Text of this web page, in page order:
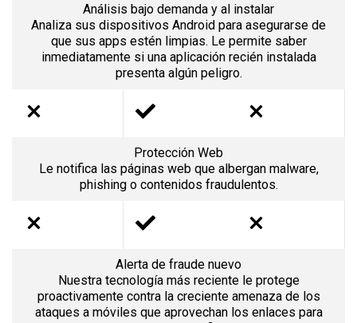
Análisis bajo demanda y al instalar
Analiza sus dispositivos Android para asegurarse de
que sus apps estén limpias. Le permite saber
inmediatamente si una aplicación recién instalada
presenta algún peligro.
Protección Web
Le notifica las páginas web que albergan malware,
phishing o contenidos fraudulentos.
Alerta de fraude nuevo
Nuestra tecnología más reciente le protege
proactivamente contra la creciente amenaza de los
ataques a móviles que aprovechan los enlaces para